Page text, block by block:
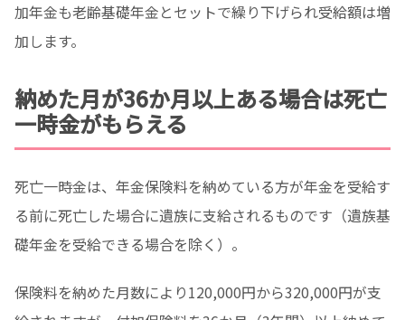
加年金も老齢基礎年金とセットで繰り下げられ受給額は増
加します。
納めた月が36か月以上ある場合は死亡
一時金がもらえる
死亡一時金は、年金保険料を納めている方が年金を受給す
る前に死亡した場合に遺族に支給されるものです（遺族基
礎年金を受給できる場合を除く）。
保険料を納めた月数により120,000円から320,000円が支